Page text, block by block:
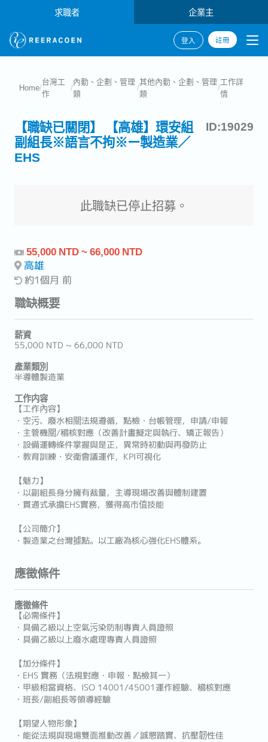
求職者 企業主
登入 註冊
Home/
台灣工
作
/
內勤、企劃、管理
類
/
其他內勤、企劃、管理
類
/
工作詳
情
【職缺已關閉】 【高雄】環安組
副組長※語言不拘※ー製造業／
EHS
ID:19029
此職缺已停止招募。
55,000 NTD ~ 66,000 NTD
高雄
約1個月 前
職缺概要
薪資
55,000 NTD ~ 66,000 NTD
產業類別
半導體製造業
工作内容
【工作內容】
・空污、廢水相關法規遵循，點檢・台帳管理，申請/申報
・主管機關/稽核對應（改善計畫擬定與執行、矯正報告）
・設備運轉條件掌握與是正，異常時初動與再發防止
・教育訓練・安衛會議運作，KPI可視化
【魅力】
・以副組長身分擁有裁量，主導現場改善與體制建置
・貫通式承擔EHS實務，獲得高市值技能
【公司簡介】
・製造業之台灣據點。以工廠為核心強化EHS體系。
應徵條件
應徵條件
【必需條件】
・具備乙級以上空氣污染防制專責人員證照
・具備乙級以上廢水處理專責人員證照
【加分條件】
・EHS 實務（法規對應・申報・點檢其一）
・甲級相當資格、ISO 14001/45001運作經驗、稽核對應
・班長/副組長等領導經驗
【期望人物形象】
・能從法規與現場雙面推動改善／誠懇踏實、抗壓韌性佳